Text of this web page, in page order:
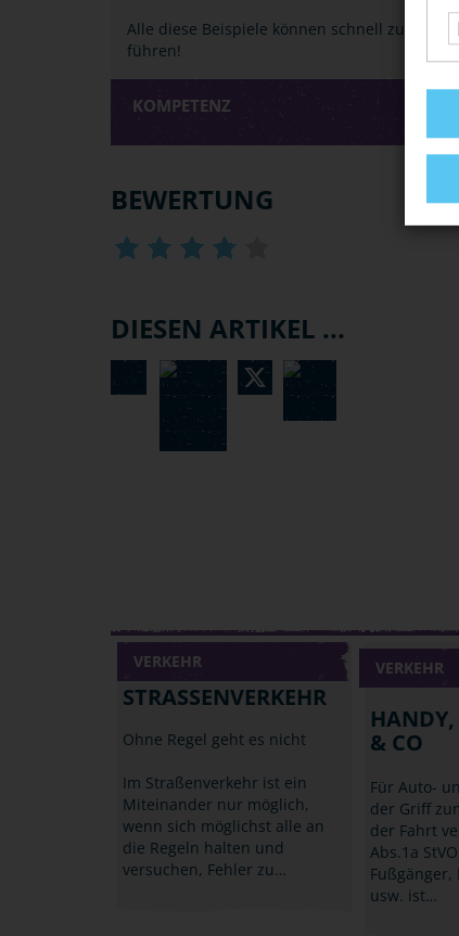
Alle diese Beispiele können schnell zu
führen!
KOMPETENZ
BEWERTUNG
DIESEN ARTIKEL ...
VERKEHR
STRASSENVERKEHR
Ohne Regel geht es nicht
Im Straßenverkehr ist ein
Miteinander nur möglich,
wenn sich möglichst alle an
die Regeln halten und
versuchen, Fehler zu…
VERKEHR
HANDY,
& CO
Für Auto-
der Griff
der Fahrt
Abs.1a
usw. ist…